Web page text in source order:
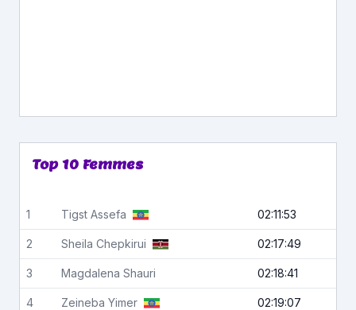
Top 10 Femmes
1 Tigst Assefa 02:11:53
2 Sheila Chepkirui 02:17:49
3 Magdalena Shauri 02:18:41
4 Zeineba Yimer 02:19:07